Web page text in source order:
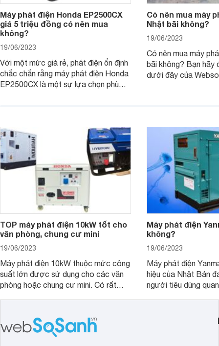
Máy phát điện Honda EP2500CX
giá 5 triệu đồng có nên mua
không?
19/06/2023
Với một mức giá rẻ, phát điện ổn định
chắc chắn rằng máy phát điện Honda
EP2500CX là một sự lựa chọn phù
Có nên mua máy
Nhật bãi không?
19/06/2023
Có nên mua máy
bãi không? Bạn hãy
dưới đây của
TOP máy phát điện 10kW tốt cho
văn phòng, chung cư mini
19/06/2023
Máy phát điện 10kW thuộc mức công
suất lớn được sử dụng cho các văn
phòng hoặc chung cư mini. Có rất
Máy phát điện
không?
19/06/2023
Máy phát điện
hiệu của Nhật Bản
người tiêu dùng